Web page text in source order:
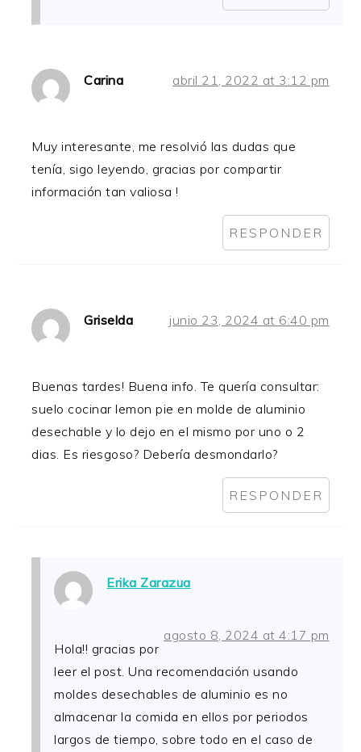
Carina abril 21, 2022 at 3:12 pm
Muy interesante, me resolvió las dudas que
tenía, sigo leyendo, gracias por compartir
información tan valiosa !
RESPONDER
Griselda junio 23, 2024 at 6:40 pm
Buenas tardes! Buena info. Te quería consultar:
suelo cocinar lemon pie en molde de aluminio
desechable y lo dejo en el mismo por uno o 2
dias. Es riesgoso? Debería desmondarlo?
RESPONDER
Erika Zarazua
agosto 8, 2024 at 4:17 pm
Hola!! gracias por
leer el post. Una recomendación usando
moldes desechables de aluminio es no
almacenar la comida en ellos por periodos
largos de tiempo, sobre todo en el caso de